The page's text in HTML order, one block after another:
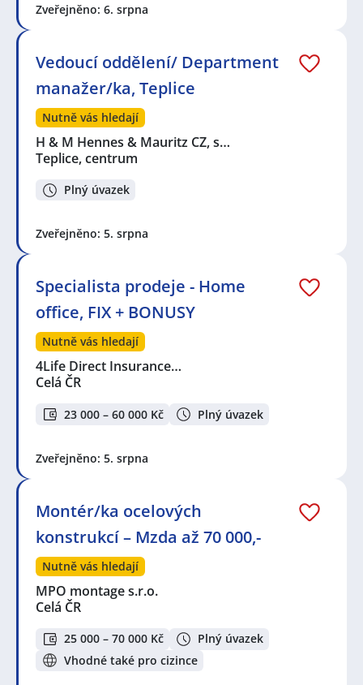
Zveřejněno: 6. srpna
Vedoucí oddělení/ Department
manažer/ka, Teplice
Nutně vás hledají
H & M Hennes & Mauritz CZ, s…
Teplice, centrum
Plný úvazek
Zveřejněno: 5. srpna
Specialista prodeje - Home
office, FIX + BONUSY
Nutně vás hledají
4Life Direct Insurance…
Celá ČR
23 000 – 60 000 Kč Plný úvazek
Zveřejněno: 5. srpna
Montér/ka ocelových
konstrukcí – Mzda až 70 000,-
Nutně vás hledají
MPO montage s.r.o.
Celá ČR
25 000 – 70 000 Kč
Plný úvazek
Vhodné také pro cizince